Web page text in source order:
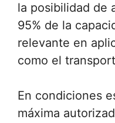
la posibilidad de
95% de la
relevante en
como el
En condiciones
máxima